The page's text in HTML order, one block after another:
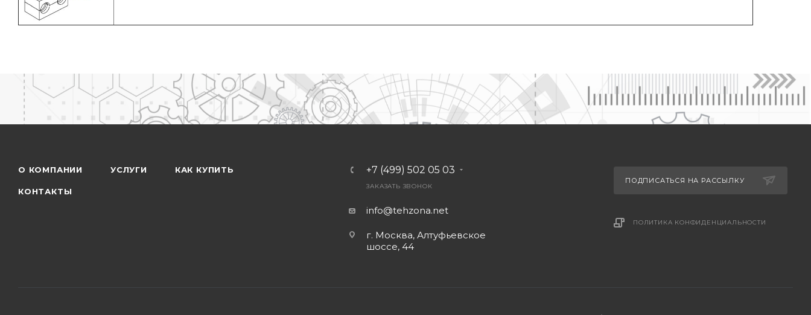
О КОМПАНИИ УСЛУГИ КАК КУПИТЬ
КОНТАКТЫ
+7 (499) 502 05 03
ЗАКАЗАТЬ ЗВОНОК
info@tehzona.net
г. Москва, Алтуфьевское
шоссе, 44
ПОДПИСАТЬСЯ НА РАССЫЛКУ
ПОЛИТИКА КОНФИДЕНЦИАЛЬНОСТИ